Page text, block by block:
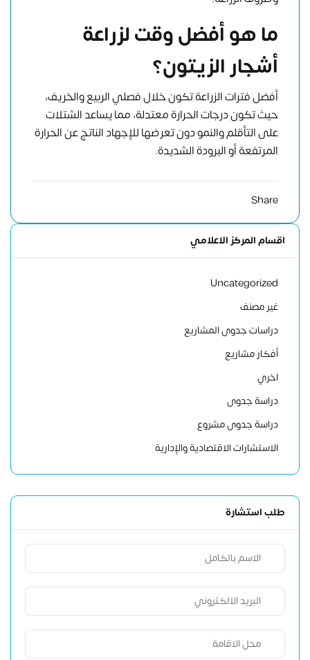
ما هو أفضل وقت لزراعة
أشجار الزيتون؟
أفضل فترات الزراعة تكون خلال فصلي الربيع والخريف،
حيث تكون درجات الحرارة معتدلة، مما يساعد الشتلات
على التأقلم والنمو دون تعرضها للإجهاد الناتج عن الحرارة
المرتفعة أو البرودة الشديدة.
Share
اقسام المركز الاعلامي
Uncategorized
غير مصنف
دراسات جدوى المشاريع
أفكار مشاريع
اخري
دراسة جدوى
دراسة جدوى مشروع
الاستشارات الاقتصادية والإدارية
طلب استشارة